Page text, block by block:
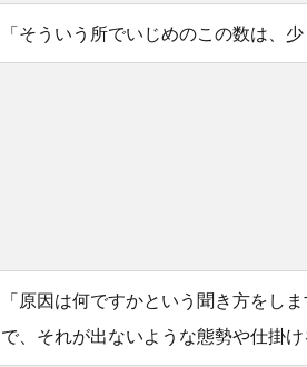
「そういう所でいじめのこの数は、少
「原因は何ですかという聞き方をし
で、それが出ないような態勢や仕掛